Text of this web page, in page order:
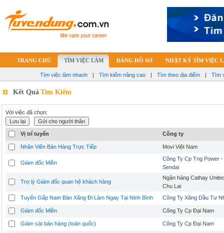
TRANG CHỦ TÌM VIỆC LÀM ĐĂNG HỒ SƠ NHẬT KÝ TÌM VIỆC
Tìm việc làm nhanh | Tìm kiếm nâng cao | Tìm theo địa điểm | Tìm
Kết Quả Tìm Kiếm
Với việc đã chọn:
Vị trí tuyển Công ty
Nhân Viên Bán Hàng Trực Tiếp Movi Việt Nam
Giám đốc Miền
Công Ty Cp Tng Power
Sendai
Trợ lý Giám đốc quan hệ khách hàng
Ngân hàng Cathay
Chu Lai
Tuyển Gấp Nam Bán Xăng Đi Làm Ngay Tại Ninh Bình
Công Ty Xăng Dầu Tư
Giám đốc Miền Công Ty Cp Đại Nam
Giám sát bán hàng (toàn quốc) Công Ty Cp Đại Nam